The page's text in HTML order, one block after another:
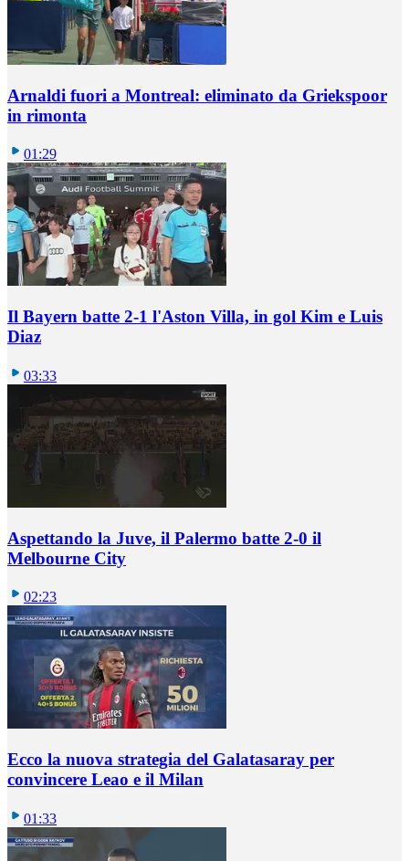
Arnaldi fuori a Montreal: eliminato da Griekspoor
in rimonta
01:29
Il Bayern batte 2-1 l'Aston Villa, in gol Kim e Luis
Diaz
03:33
Aspettando la Juve, il Palermo batte 2-0 il
Melbourne City
02:23
Ecco la nuova strategia del Galatasaray per
convincere Leao e il Milan
01:33